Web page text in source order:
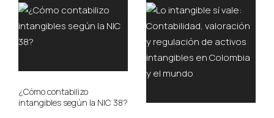
¿Cómo contabilizo
intangibles según la NIC 38?